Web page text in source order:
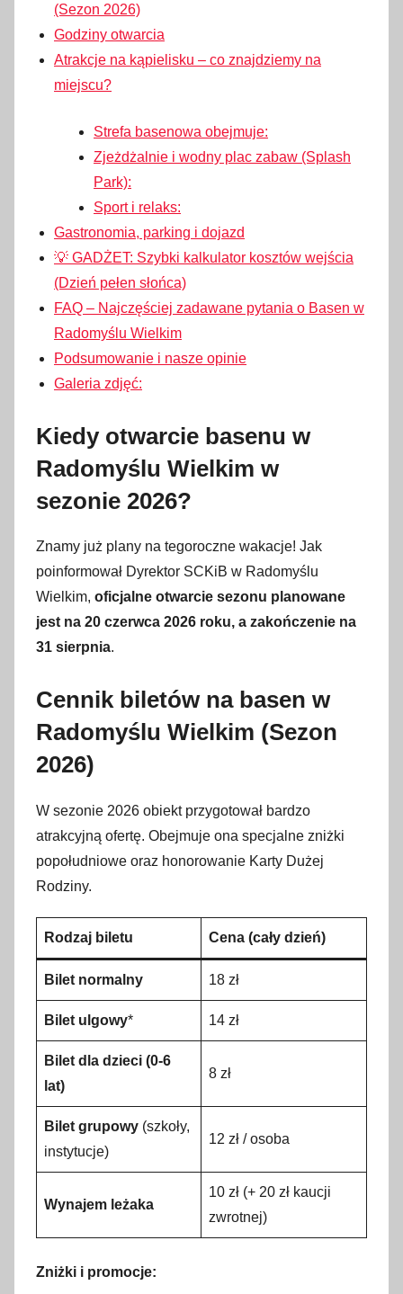
(Sezon 2026)
Godziny otwarcia
Atrakcje na kąpielisku – co znajdziemy na
miejscu?
Strefa basenowa obejmuje:
Zjeżdżalnie i wodny plac zabaw (Splash
Park):
Sport i relaks:
Gastronomia, parking i dojazd
💡 GADŻET: Szybki kalkulator kosztów wejścia
(Dzień pełen słońca)
FAQ – Najczęściej zadawane pytania o Basen w
Radomyślu Wielkim
Podsumowanie i nasze opinie
Galeria zdjęć:
Kiedy otwarcie basenu w
Radomyślu Wielkim w
sezonie 2026?
Znamy już plany na tegoroczne wakacje! Jak
poinformował Dyrektor SCKiB w Radomyślu
Wielkim, oficjalne otwarcie sezonu planowane
jest na 20 czerwca 2026 roku, a zakończenie na
31 sierpnia.
Cennik biletów na basen w
Radomyślu Wielkim (Sezon
2026)
W sezonie 2026 obiekt przygotował bardzo
atrakcyjną ofertę. Obejmuje ona specjalne zniżki
popołudniowe oraz honorowanie Karty Dużej
Rodziny.
Rodzaj biletu Cena (cały dzień)
Bilet normalny 18 zł
Bilet ulgowy* 14 zł
Bilet dla dzieci (0-6
lat)
8 zł
Bilet grupowy (szkoły,
instytucje)
12 zł / osoba
Wynajem leżaka
10 zł (+ 20 zł kaucji
zwrotnej)
Zniżki i promocje: